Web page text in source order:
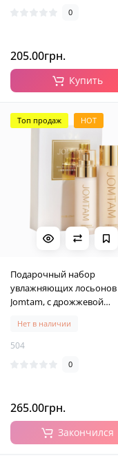
0
205.00грн.
Купить
Топ продаж HOT
Подарочный набор
увлажняющих лосьонов
Jomtam, с дрожжевой
Нет в наличии
504
0
265.00грн.
Закончился